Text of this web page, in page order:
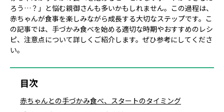
ろう…？」と悩む親御さんも多いかもしれません。この過程は、
赤ちゃんが食事を楽しみながら成長する大切なステップです。こ
の記事では、手づかみ食べを始める適切な時期やおすすめのレシ
ピ、注意点について詳しくご紹介します。ぜひ参考にしてくださ
い。
目次
赤ちゃんとの手づかみ食べ、スタートのタイミング